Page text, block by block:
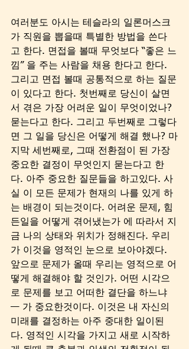
여러분도 아시는 테슬라의 일론머스크
가 직원을 뽑을때 특별한 방법을 쓴다
고 한다. 면접을 볼때 무엇보다 “좋은 느
낌” 을 주는 사람을 채용 한다고 한다.
그리고 면접 볼때 공통적으로 하는 질문
이 있다고 한다. 첫번째로 당신이 살면
서 겪은 가장 어려운 일이 무엇이었나?
묻는다고 한다. 그리고 두번째로 그렇다
면 그 일을 당신은 어떻게 해결 했나? 마
지막 세번째로, 그때 전환점이 된 가장
중요한 결정이 무엇인지 묻는다고 한
다. 아주 중요한 질문들을 하고있다. 사
실 이 모든 문제가 현재의 나를 있게 하
는 배경이 되는것이다. 어려운 문제, 힘
든일을 어떻게 겪어냈는가 에 따라서 지
금 나의 상태와 위치가 정해진다. 우리
가 이것을 영적인 눈으로 보아야겠다.
앞으로 문제가 올때 우리는 영적으로 어
떻게 해결해야 할 것인가. 어떤 시각으
로 문제를 보고 어떠한 결단을 하느냐
— 가 중요한것이다. 이것은 내 자신의
미래를 결정하는 아주 중대한 일이된
다. 영적인 시각을 가지고 새로 시작하